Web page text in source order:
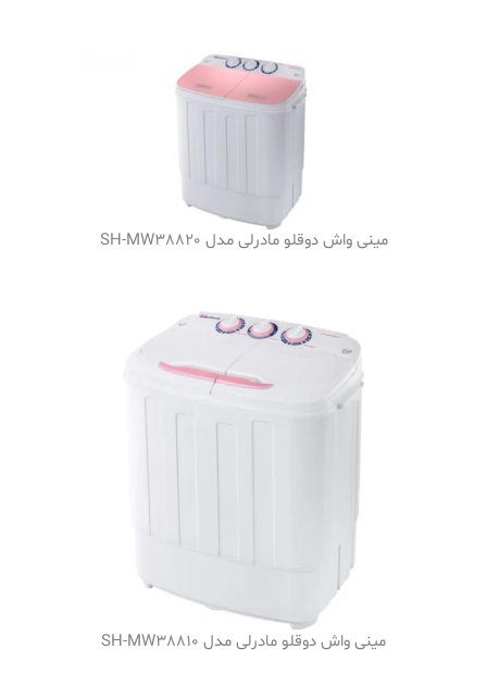
مینی واش دوقلو مادرلی مدل SH-MW38820
مینی واش دوقلو مادرلی مدل SH-MW38810